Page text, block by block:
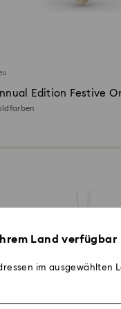
Edition Festive
Land verfügbar
im ausgewählten